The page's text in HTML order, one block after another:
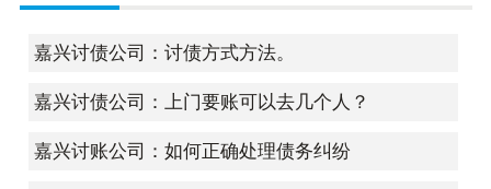
嘉兴讨债公司：讨债方式方法。
嘉兴讨债公司：上门要账可以去几个人？
嘉兴讨账公司：如何正确处理债务纠纷